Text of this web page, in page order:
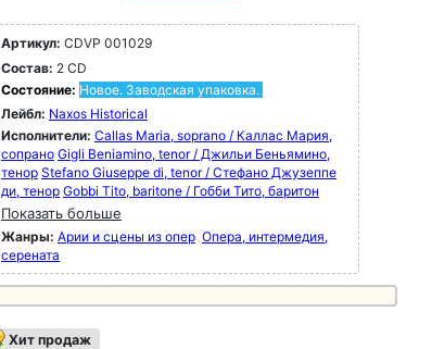
Артикул: CDVP 001029
Состав: 2 CD
Состояние: Новое. Заводская упаковка.
Лейбл: Naxos Historical
Исполнители: Callas Maria, soprano / Каллас Мария,
сопрано Gigli Beniamino, tenor / Джильи Беньямино,
тенор Stefano Giuseppe di, tenor / Стефано Джузеппе
ди, тенор Gobbi Tito, baritone / Гобби Тито, баритон
Показать больше
Жанры: Арии и сцены из опер Опера, интермедия,
серената
Хит продаж